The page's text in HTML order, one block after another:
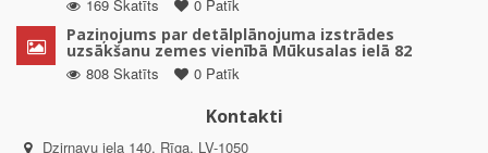
169 Skatīts
0 Patīk
Paziņojums par detālplānojuma izstrādes
uzsākšanu zemes vienībā Mūkusalas ielā 82
808 Skatīts
0 Patīk
Kontakti
Dzirnavu iela 140, Rīga, LV-1050